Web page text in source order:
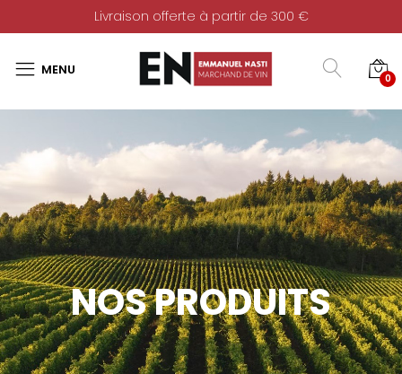
Livraison offerte à partir de 300 €
0
NOS PRODUITS